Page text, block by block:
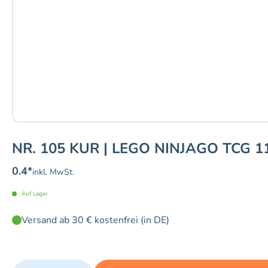
NR. 105 KUR | LEGO NINJAGO TCG
0.4*inkl. MwSt.
Auf Lager
Versand ab 30 € kostenfrei (in DE)
Quantity